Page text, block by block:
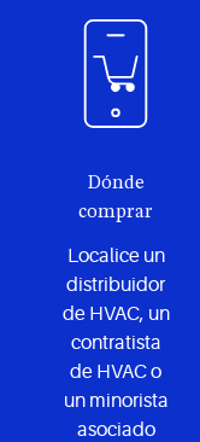
Dónde
comprar
Localice un
distribuidor
de HVAC, un
contratista
de HVAC o
un minorista
asociado